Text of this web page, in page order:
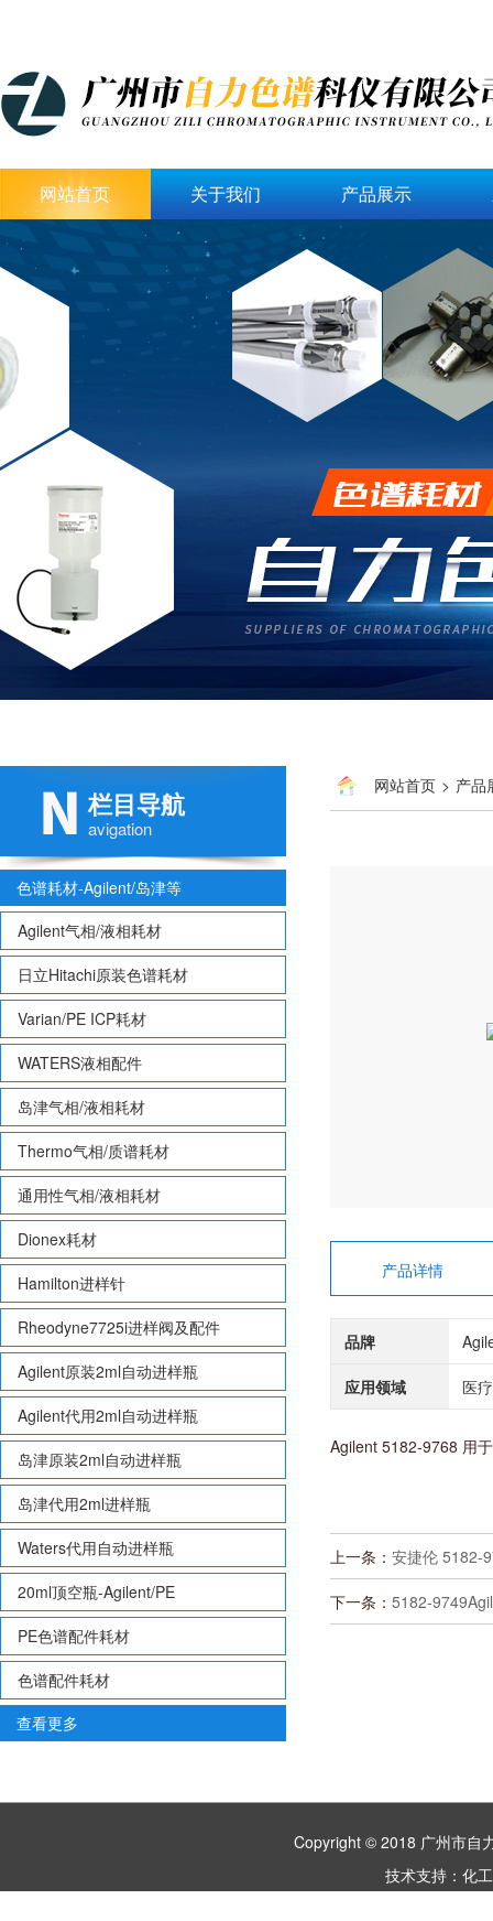
网站首页 关于我们 产品展示
栏目导航
avigation
色谱耗材-Agilent/岛津等
Agilent气相/液相耗材
日立Hitachi原装色谱耗材
Varian/PE ICP耗材
WATERS液相配件
岛津气相/液相耗材
Thermo气相/质谱耗材
通用性气相/液相耗材
Dionex耗材
Hamilton进样针
Rheodyne7725i进样阀及配件
Agilent原装2ml自动进样瓶
Agilent代用2ml自动进样瓶
岛津原装2ml自动进样瓶
岛津代用2ml进样瓶
Waters代用自动进样瓶
20ml顶空瓶-Agilent/PE
PE色谱配件耗材
色谱配件耗材
查看更多
网站首页 > 产品
产品详情
品牌
应用领域 医
Agilent 5182-9768 用
上一条： 安捷伦 5182-
下一条： 5182-
Copyright © 2018 广州市
技术支持： 化